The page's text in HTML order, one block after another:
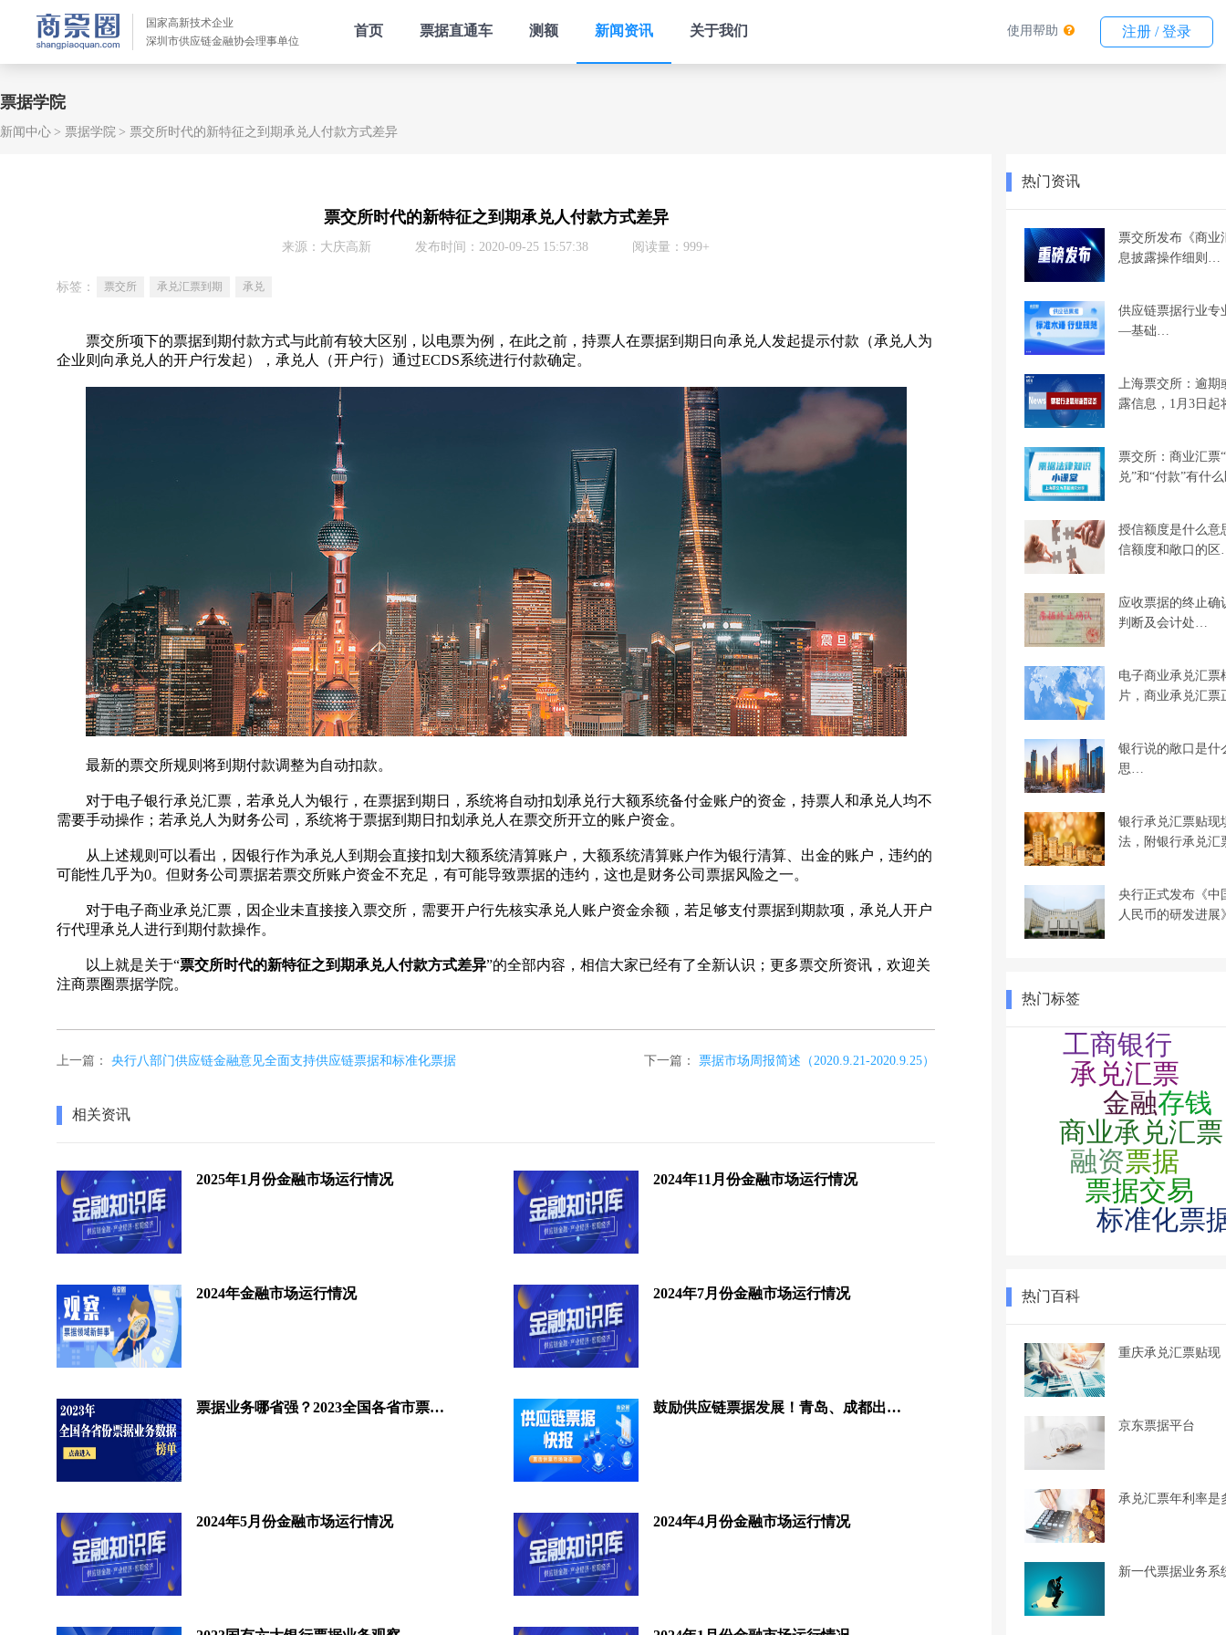
国家高新技术企业
深圳市供应链金融协会理事单位
首页 票据直通车 测额 新闻资讯 关于我们 使用帮助 注册 / 登录
票据学院
新闻中心 票据学院 票交所时代的新特征之到期承兑人付款方式差异
票交所时代的新特征之到期承兑人付款方式差异
来源：大庆高新 发布时间：2020-09-25 15:57:38 阅读量：999+
标签： 票交所 承兑汇票到期 承兑
票交所项下的票据到期付款方式与此前有较大区别，以电票为例，在此之前，持票人在票据到期日向承兑人发起提示付款（承兑人为
企业则向承兑人的开户行发起），承兑人（开户行）通过ECDS系统进行付款确定。
最新的票交所规则将到期付款调整为自动扣款。
对于电子银行承兑汇票，若承兑人为银行，在票据到期日，系统将自动扣划承兑行大额系统备付金账户的资金，持票人和承兑人均不
需要手动操作；若承兑人为财务公司，系统将于票据到期日扣划承兑人在票交所开立的账户资金。
从上述规则可以看出，因银行作为承兑人到期会直接扣划大额系统清算账户，大额系统清算账户作为银行清算、出金的账户，违约的
可能性几乎为0。但财务公司票据若票交所账户资金不充足，有可能导致票据的违约，这也是财务公司票据风险之一。
对于电子商业承兑汇票，因企业未直接接入票交所，需要开户行先核实承兑人账户资金余额，若足够支付票据到期款项，承兑人开户
行代理承兑人进行到期付款操作。
以上就是关于“票交所时代的新特征之到期承兑人付款方式差异”的全部内容，相信大家已经有了全新认识；更多票交所资讯，欢迎关
注商票圈票据学院。
上一篇： 央行八部门供应链金融意见全面支持供应链票据和标准化票据 下一篇： 票据市场周报简述（2020.9.21-2020.9.25）
相关资讯
2025年1月份金融市场运行情况 2024年11月份金融市场运行情况
2024年金融市场运行情况 2024年7月份金融市场运行情况
票据业务哪省强？2023全国各省市票据业务规模榜 鼓励供应链票据发展！青岛、成都出台现金奖励（附多地奖励政策）
2024年5月份金融市场运行情况 2024年4月份金融市场运行情况
热门资讯
票交所发布《商业
息披露操作细则…
供应链票据行业专
—基础…
上海票交所：逾期
露信息，1月3日
票交所：商业汇票
兑”和“付款”有什
授信额度是什么意
信额度和敞口的
应收票据的终止确
判断及会计处…
电子商业承兑汇票
片，商业承兑汇
银行说的敞口是什
思…
银行承兑汇票贴现
法，附银行承兑
央行正式发布《中
人民币的研发进
热门标签
热门百科
重庆承兑汇票贴现
京东票据平台
承兑汇票年利率是
新一代票据业务系